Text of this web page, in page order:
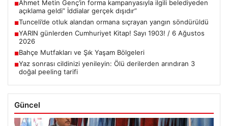
■Ahmet Metin Genç’in forma kampanyasıyla ilgili belediyeden
açıklama geldi” İddialar gerçek dışıdır”
■Tunceli’de otluk alandan ormana sıçrayan yangın söndürüldü
■YARIN günlerden Cumhuriyet Kitap! Sayı 1903! / 6 Ağustos
2026
■Bahçe Mutfakları ve Şık Yaşam Bölgeleri
■Yaz sonrası cildinizi yenileyin: Ölü derilerden arındıran 3
doğal peeling tarifi
Güncel